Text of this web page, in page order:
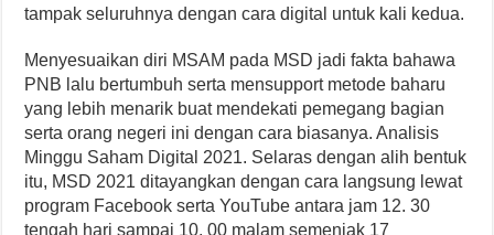
tampak seluruhnya dengan cara digital untuk kali kedua.
Menyesuaikan diri MSAM pada MSD jadi fakta bahawa
PNB lalu bertumbuh serta mensupport metode baharu
yang lebih menarik buat mendekati pemegang bagian
serta orang negeri ini dengan cara biasanya. Analisis
Minggu Saham Digital 2021. Selaras dengan alih bentuk
itu, MSD 2021 ditayangkan dengan cara langsung lewat
program Facebook serta YouTube antara jam 12. 30
tengah hari sampai 10. 00 malam semenjak 17